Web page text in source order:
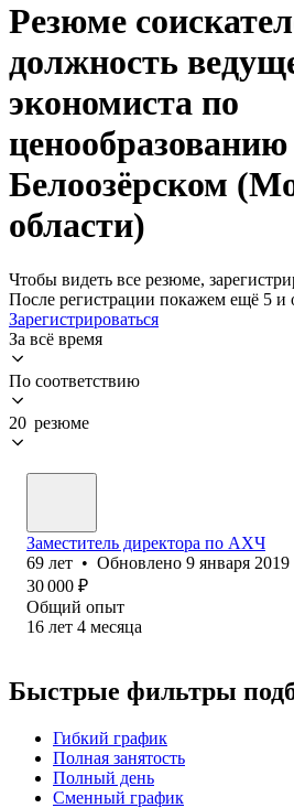
Резюме
должность
экономиста по
Белоозёрском
области)
Чтобы видеть все резюме,
После регистрации покажем ещё 5 и
Зарегистрироваться
За всё время
По соответствию
20 резюме
Заместитель директора по АХЧ
69 лет • Обновлено 9 января 2019
30 000 ₽
Общий опыт
16 лет 4 месяца
Быстрые фильтры
Гибкий график
Полная занятость
Полный день
Сменный график